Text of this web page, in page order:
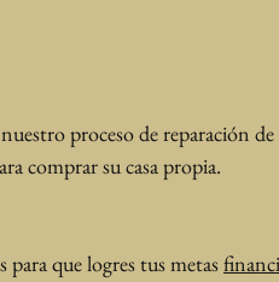
proceso de reparación
comprar su casa propia.
que logres tus metas